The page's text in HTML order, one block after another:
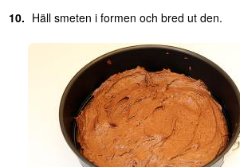
Häll smeten i formen och bred ut den.